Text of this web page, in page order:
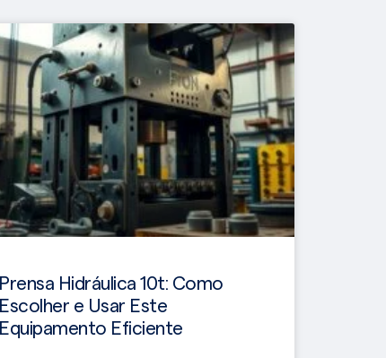
Prensa Hidráulica 10t: Como
Escolher e Usar Este
Equipamento Eficiente